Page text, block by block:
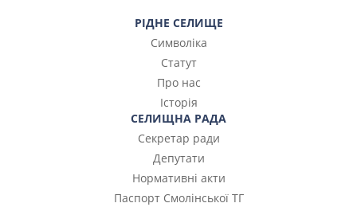
РІДНЕ СЕЛИЩЕ
Символіка
Статут
Про нас
Історія
СЕЛИЩНА РАДА
Секретар ради
Депутати
Нормативні акти
Паспорт Смолінської ТГ